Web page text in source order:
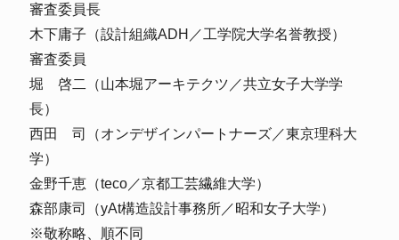
審査委員長
木下庸子（設計組織ADH／工学院大学名誉教授）
審査委員
堀 啓二（山本堀アーキテクツ／共立女子大学学
長）
西田 司（オンデザインパートナーズ／東京理科大
学）
金野千恵（teco／京都工芸繊維大学）
森部康司（yAt構造設計事務所／昭和女子大学）
※敬称略、順不同